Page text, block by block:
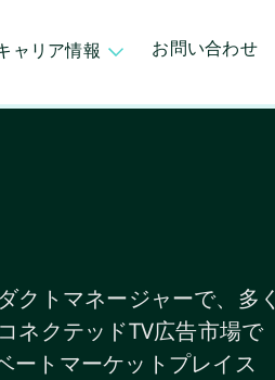
ャリア情報 お問い合わせ
トマネージャーで、多く
ネクテッドTV広告市場で
ートマーケットプレイス